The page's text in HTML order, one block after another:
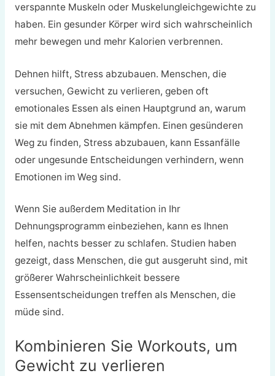
verspannte Muskeln oder Muskelungleichgewichte zu
haben. Ein gesunder Körper wird sich wahrscheinlich
mehr bewegen und mehr Kalorien verbrennen.
Dehnen hilft, Stress abzubauen. Menschen, die
versuchen, Gewicht zu verlieren, geben oft
emotionales Essen als einen Hauptgrund an, warum
sie mit dem Abnehmen kämpfen. Einen gesünderen
Weg zu finden, Stress abzubauen, kann Essanfälle
oder ungesunde Entscheidungen verhindern, wenn
Emotionen im Weg sind.
Wenn Sie außerdem Meditation in Ihr
Dehnungsprogramm einbeziehen, kann es Ihnen
helfen, nachts besser zu schlafen. Studien haben
gezeigt, dass Menschen, die gut ausgeruht sind, mit
größerer Wahrscheinlichkeit bessere
Essensentscheidungen treffen als Menschen, die
müde sind.
Kombinieren Sie Workouts, um
Gewicht zu verlieren